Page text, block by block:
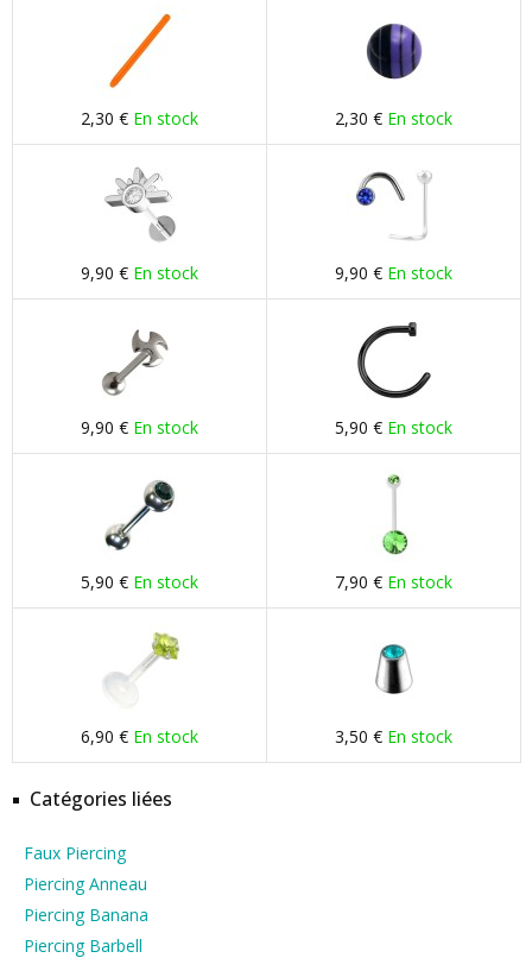
2,30 € En stock 2,30 € En stock
9,90 € En stock 9,90 € En stock
9,90 € En stock 5,90 € En stock
5,90 € En stock 7,90 € En stock
6,90 € En stock 3,50 € En stock
Catégories liées
Faux Piercing
Piercing Anneau
Piercing Banana
Piercing Barbell